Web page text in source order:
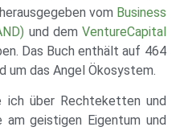
vom Business
und dem VentureCapital
Das Buch enthält auf 464
um das Angel Ökosystem.
ich über Rechteketten und
am geistigen Eigentum und